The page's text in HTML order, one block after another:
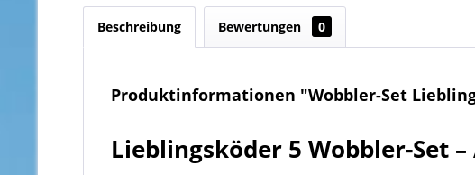
Beschreibung Bewertungen 0
Produktinformationen "Wobbler-Set
Lieblingsköder 5 Wobbler-Set